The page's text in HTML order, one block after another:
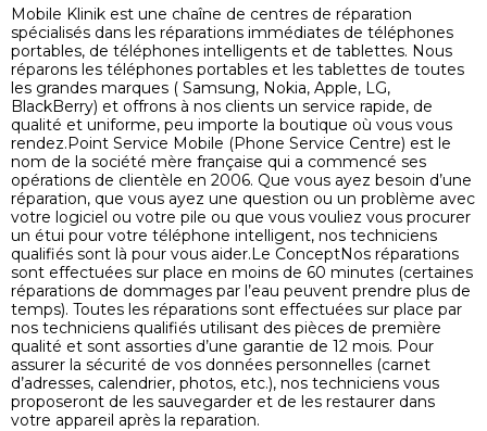
Mobile Klinik est une chaîne de centres de réparation
spécialisés dans les réparations immédiates de téléphones
portables, de téléphones intelligents et de tablettes. Nous
réparons les téléphones portables et les tablettes de toutes
les grandes marques ( Samsung, Nokia, Apple, LG,
BlackBerry) et offrons à nos clients un service rapide, de
qualité et uniforme, peu importe la boutique où vous vous
rendez.Point Service Mobile (Phone Service Centre) est le
nom de la société mère française qui a commencé ses
opérations de clientèle en 2006. Que vous ayez besoin d’une
réparation, que vous ayez une question ou un problème avec
votre logiciel ou votre pile ou que vous vouliez vous procurer
un étui pour votre téléphone intelligent, nos techniciens
qualifiés sont là pour vous aider.Le ConceptNos réparations
sont effectuées sur place en moins de 60 minutes (certaines
réparations de dommages par l’eau peuvent prendre plus de
temps). Toutes les réparations sont effectuées sur place par
nos techniciens qualifiés utilisant des pièces de première
qualité et sont assorties d’une garantie de 12 mois. Pour
assurer la sécurité de vos données personnelles (carnet
d’adresses, calendrier, photos, etc.), nos techniciens vous
proposeront de les sauvegarder et de les restaurer dans
votre appareil après la reparation.